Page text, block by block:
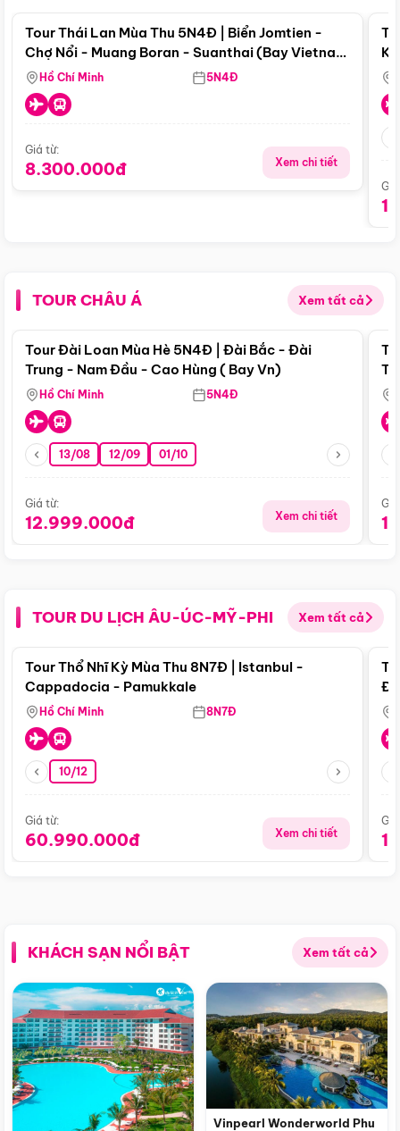
Tour Thái Lan Mùa Thu 5N4Đ | Biển Jomtien -
Chợ Nổi - Muang Boran - Suanthai (Bay Vietnam
Airlines)
Hồ Chí Minh 5N4Đ
Giá từ:
8.300.000đ Xem chi tiết
TOUR CHÂU Á Xem tất cả
Điểm nổi bật
Tour Đài Loan Mùa Hè 5N4Đ | Đài Bắc - Đài
Trung - Nam Đầu - Cao Hùng ( Bay Vn)
Hồ Chí Minh 5N4Đ
13/08 12/09 01/10
Giá từ:
12.999.000đ Xem chi tiết
TOUR DU LỊCH ÂU-ÚC-MỸ-PHI Xem tất cả
Điểm nổi bật
Tour Thổ Nhĩ Kỳ Mùa Thu 8N7Đ | Istanbul -
Cappadocia - Pamukkale
Hồ Chí Minh 8N7Đ
10/12
Giá từ:
60.990.000đ Xem chi tiết
KHÁCH SẠN NỔI BẬT Xem tất cả
Vinpearl Wonderworld Phu